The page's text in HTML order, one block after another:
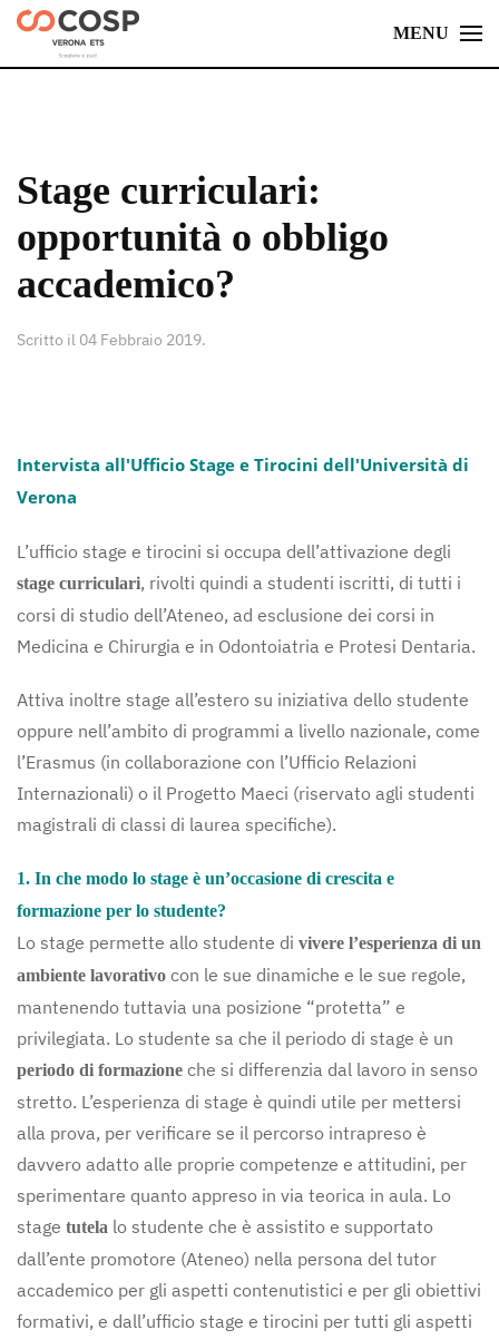
Skip
MENU
Stage curriculari:
opportunità o obbligo
accademico?
Scritto il 04 Febbraio 2019.
Intervista all'Ufficio Stage e Tirocini dell'Università di
Verona
L’ufficio stage e tirocini si occupa dell’attivazione degli
stage curriculari, rivolti quindi a studenti iscritti, di tutti i
corsi di studio dell’Ateneo, ad esclusione dei corsi in
Medicina e Chirurgia e in Odontoiatria e Protesi Dentaria.
Attiva inoltre stage all’estero su iniziativa dello studente
oppure nell’ambito di programmi a livello nazionale, come
l’Erasmus (in collaborazione con l’Ufficio Relazioni
Internazionali) o il Progetto Maeci (riservato agli studenti
magistrali di classi di laurea specifiche).
1. In che modo lo stage è un’occasione di crescita e
formazione per lo studente?
Lo stage permette allo studente di vivere l’esperienza di un
ambiente lavorativo con le sue dinamiche e le sue regole,
mantenendo tuttavia una posizione “protetta” e
privilegiata. Lo studente sa che il periodo di stage è un
periodo di formazione che si differenzia dal lavoro in senso
stretto. L’esperienza di stage è quindi utile per mettersi
alla prova, per verificare se il percorso intrapreso è
davvero adatto alle proprie competenze e attitudini, per
sperimentare quanto appreso in via teorica in aula. Lo
stage tutela lo studente che è assistito e supportato
dall’ente promotore (Ateneo) nella persona del tutor
accademico per gli aspetti contenutistici e per gli obiettivi
formativi, e dall’ufficio stage e tirocini per tutti gli aspetti